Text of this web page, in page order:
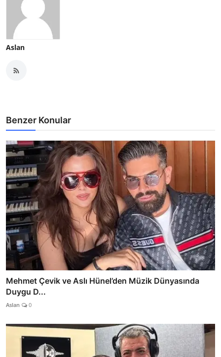
Aslan
Benzer Konular
Mehmet Çevik ve Aslı Hünel’den Müzik Dünyasında
Duygu D...
Aslan 0